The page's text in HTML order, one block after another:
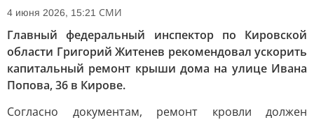
4 июня 2026, 15:21 СМИ
Главный федеральный инспектор по Кировской
области Григорий Житенев рекомендовал ускорить
капитальный ремонт крыши дома на улице Ивана
Попова, 36 в Кирове.
Согласно документам, ремонт кровли должен